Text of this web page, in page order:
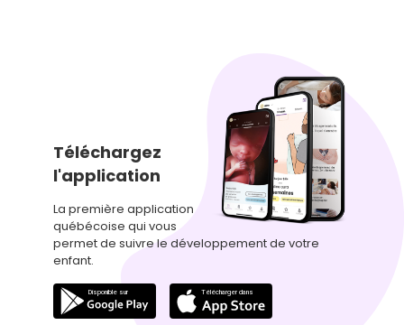
Téléchargez
l'application
La première application
québécoise qui vous
permet de suivre le développement de votre
enfant.